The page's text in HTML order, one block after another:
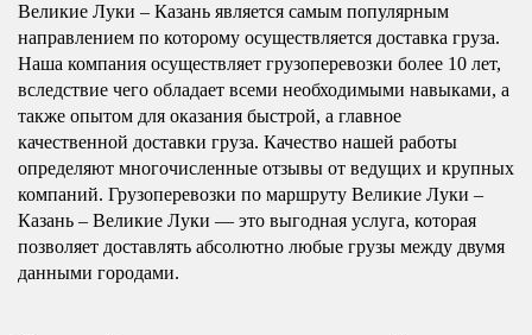
Великие Луки – Казань является самым популярным
направлением по которому осуществляется доставка груза.
Наша компания осуществляет грузоперевозки более 10 лет,
вследствие чего обладает всеми необходимыми навыками, а
также опытом для оказания быстрой, а главное
качественной доставки груза. Качество нашей работы
определяют многочисленные отзывы от ведущих и крупных
компаний. Грузоперевозки по маршруту Великие Луки –
Казань – Великие Луки — это выгодная услуга, которая
позволяет доставлять абсолютно любые грузы между двумя
данными городами.